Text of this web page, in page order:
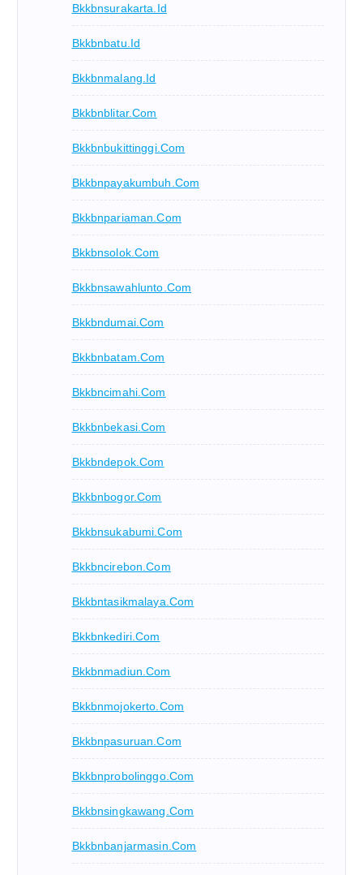
Bkkbnsurakarta.id
Bkkbnbatu.id
Bkkbnmalang.id
Bkkbnblitar.com
Bkkbnbukittinggi.com
Bkkbnpayakumbuh.com
Bkkbnpariaman.com
Bkkbnsolok.com
Bkkbnsawahlunto.com
Bkkbndumai.com
Bkkbnbatam.com
Bkkbncimahi.com
Bkkbnbekasi.com
Bkkbndepok.com
Bkkbnbogor.com
Bkkbnsukabumi.com
Bkkbncirebon.com
Bkkbntasikmalaya.com
Bkkbnkediri.com
Bkkbnmadiun.com
Bkkbnmojokerto.com
Bkkbnpasuruan.com
Bkkbnprobolinggo.com
Bkkbnsingkawang.com
Bkkbnbanjarmasin.com